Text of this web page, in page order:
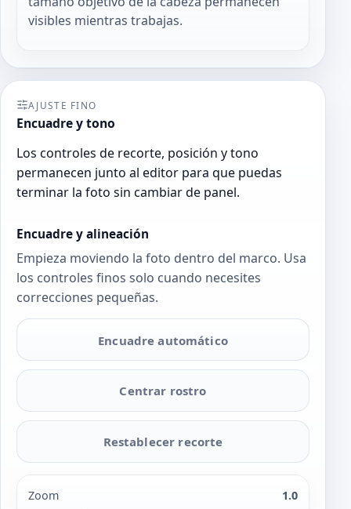
visibles mientras trabajas.
AJUSTE FINO
Encuadre y tono
Los controles de recorte, posición y tono
permanecen junto al editor para que puedas
terminar la foto sin cambiar de panel.
Encuadre y alineación
Empieza moviendo la foto dentro del marco. Usa
los controles finos solo cuando necesites
correcciones pequeñas.
Encuadre automático
Centrar rostro
Restablecer recorte
Zoom 1.0